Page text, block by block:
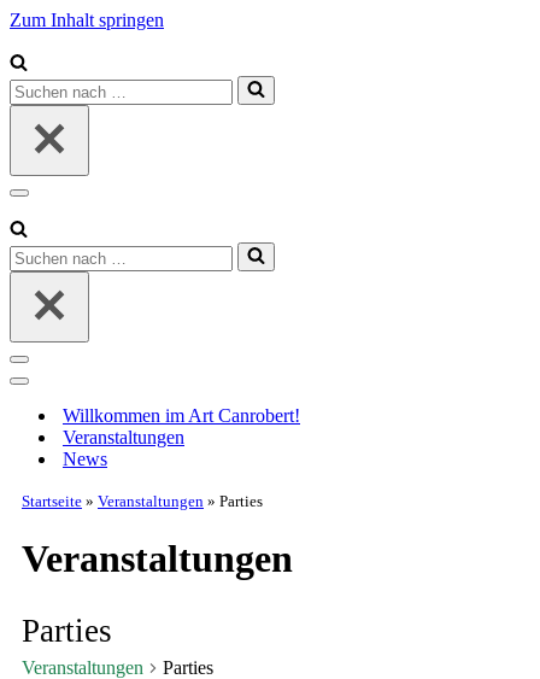
Zum Inhalt springen
Suchen
nach …
Navigationsmenü
Suchen
nach …
Navigationsmenü
Navigationsmenü
Willkommen im Art Canrobert!
Veranstaltungen
News
Startseite » Veranstaltungen » Parties
Veranstaltungen
Parties
Veranstaltungen Parties